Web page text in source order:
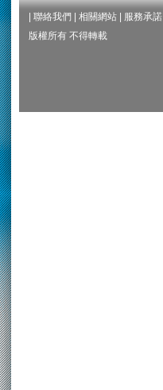
聯絡我們 相關網站 服務承諾
版權所有 不得轉載